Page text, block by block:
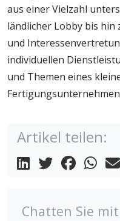
aus einer Vielzahl
ländlicher Lobby bis
und
individuellen
und Themen eines
Artikel teilen:
Chatten Sie